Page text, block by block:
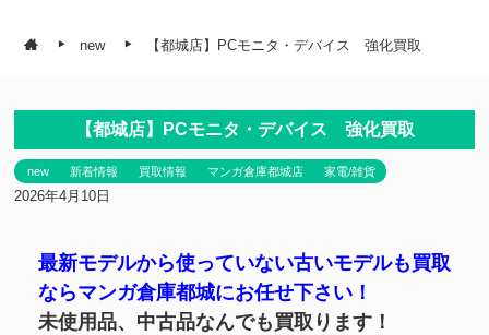
new 【都城店】PCモニタ・デバイス 強化買取
【都城店】PCモニタ・デバイス 強化買取
new 新着情報 買取情報 マンガ倉庫都城店 家電/雑貨
2026年4月10日
最新モデルから使っていない古いモデルも買取
ならマンガ倉庫都城にお任せ下さい！
未使用品、中古品なんでも買取ります！